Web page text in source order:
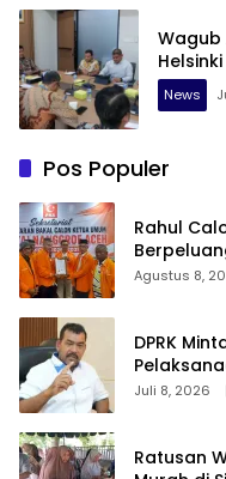
Wagub
News
Pos Populer
Rahul
Agustus 8,
DPRK
Juli 8, 2026
Ratusan